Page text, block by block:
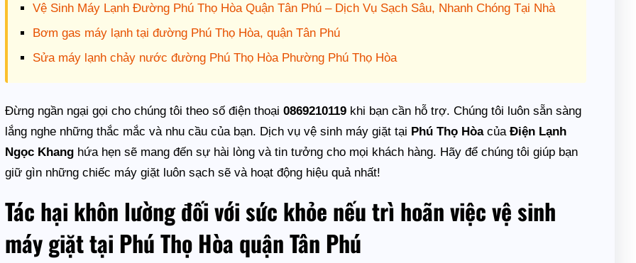
Vệ Sinh Máy Lạnh Đường Phú Thọ Hòa Quận Tân Phú – Dịch Vụ Sạch Sâu, Nhanh Chóng Tại Nhà
Bơm gas máy lạnh tại đường Phú Thọ Hòa, quận Tân Phú
Sửa máy lạnh chảy nước đường Phú Thọ Hòa Phường Phú Thọ Hòa
Đừng ngần ngại gọi cho chúng tôi theo số điện thoại0869210119 khi bạn cần hỗ trợ. Chúng tôi luôn sẵn sàng
lắng nghe những thắc mắc và nhu cầu của bạn. Dịch vụ vệ sinh máy giặt tại Phú Thọ HòacủaĐiện Lạnh
Ngọc Khang hứa hẹn sẽ mang đến sự hài lòng và tin tưởng cho mọi khách hàng. Hãy để chúng tôi giúp bạn
giữ gìn những chiếc máy giặt luôn sạch sẽ và hoạt động hiệu quả nhất!
Tác hại khôn lường đối với sức khỏe nếu trì hoãn việc vệ sinh
máy giặt tại Phú Thọ Hòa quận Tân Phú